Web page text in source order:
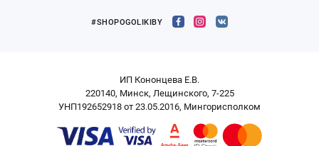
#SHOPOGOLIKIBY
ИП Кононцева Е.В.
220140, Минск, Лещинского, 7-225
УНП192652918 от 23.05.2016, Мингорисполком